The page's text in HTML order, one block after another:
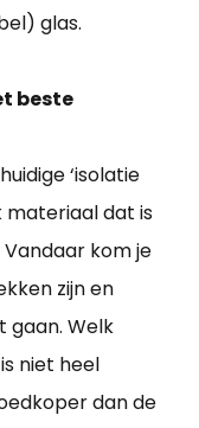
glas.
beste
‘isolatie
materiaal dat is
kom je
zijn en
gaan. Welk
niet heel
dan de